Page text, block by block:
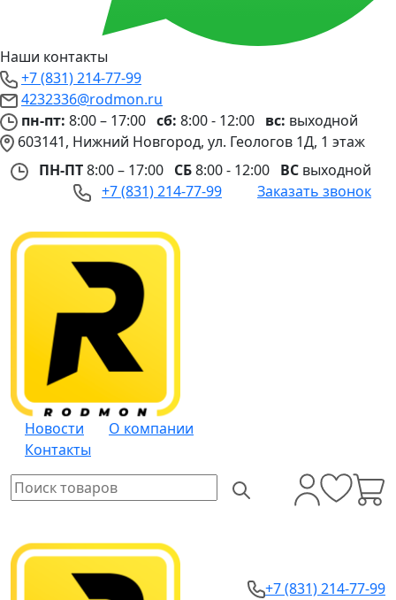
Наши контакты
+7 (831) 214-77-99
4232336@rodmon.ru
пн-пт: 8:00 – 17:00 сб: 8:00 - 12:00 вс: выходной
603141, Нижний Новгород, ул. Геологов 1Д, 1 этаж
ПН-ПТ8:00 – 17:00 СБ8:00 - 12:00 ВС выходной
+7 (831) 214-77-99
Заказать звонок
Новости
О компании
Контакты
+7 (831) 214-77-99